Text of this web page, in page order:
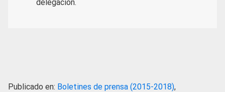
delegación.
Publicado en: Boletines de prensa (2015-2018),